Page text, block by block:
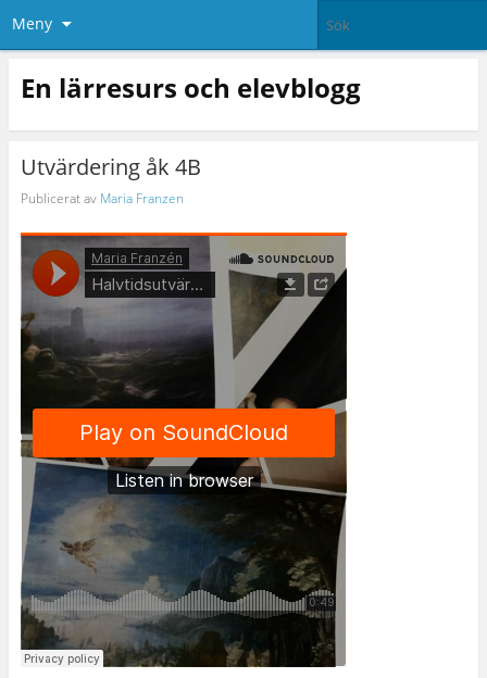
Meny
En lärresurs och elevblogg
Utvärdering åk 4B
Publicerat av Maria Franzen